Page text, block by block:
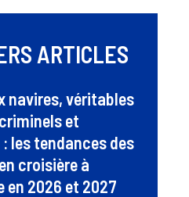
ARTICLES
navires, véritables
et
les tendances des
croisière à
en 2026 et 2027